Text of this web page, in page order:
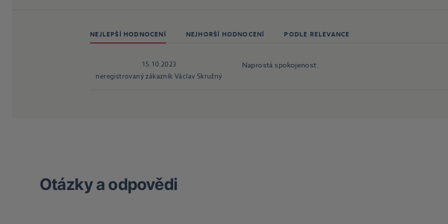
NEJLEPŠÍ HODNOCENÍ NEJHORŠÍ HODNOCENÍ PODLE RELEVANCE
15.10.2023
neregistrovaný zákazník Václav Skružný
Naprostá spokojenost.
Otázky a odpovědi